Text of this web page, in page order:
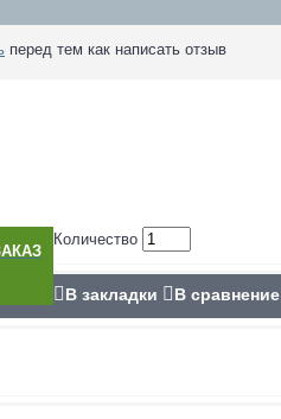
перед тем как написать отзыв
Количество
В закладки В сравнение